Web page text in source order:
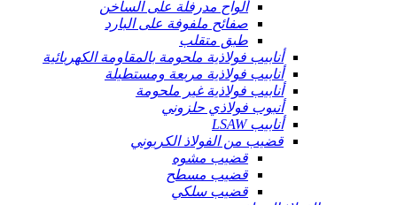
ألواح مدرفلة على الساخن
صفائح ملفوفة على البارد
طبق متقلب
أنابيب فولاذية ملحومة بالمقاومة الكهربائية
أنابيب فولاذية مربعة ومستطيلة
أنابيب فولاذية غير ملحومة
أنبوب فولاذي حلزوني
أنابيب LSAW
قضيب من الفولاذ الكربوني
قضيب مشوه
قضيب مسطح
قضيب سلكي